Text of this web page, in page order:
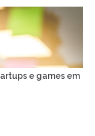
e games em